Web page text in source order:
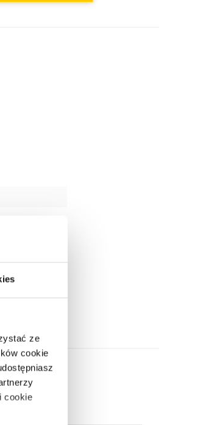
ze
cookie
cookie